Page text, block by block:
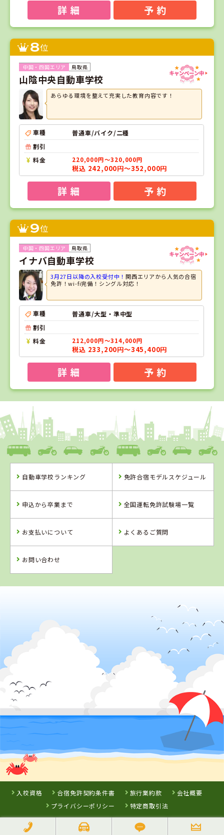
詳 細 予 約
8位
鳥取県
山陰中央自動車学校
あらゆる環境を整えて充実した教育内容です！
車種
普通車/バイク/二種
割引
料金
220,000円～320,000円
税込 242,000円～352,000円
詳 細 予 約
9位
鳥取県
イナバ自動車学校
3月27日以降の入校受付中！関西エリアから人気の合宿
免許！wi-fi完備！シングル対応！
車種
普通車/大型・準中型
割引
料金
212,000円～314,000円
税込 233,200円～345,400円
詳 細 予 約
1
徳島県
阿波自動車学校
詳 細 予 約
詳 細 予 約
3位
八幡浜自動車教習所
詳 細
予 約
詳 細
習所
4位
動車学校
詳 細
5位
岡山県
新倉敷自動車学
詳 細
6位
岡山県
高梁自動車学校
詳 細
予 約
自動車学校ランキング 免許合宿モデルスケジュール
申込から卒業まで 全国運転免許試験場一覧
お支払いについて よくあるご質問
お問い合わせ
入校資格 合宿免許契約条件書 旅行業約款
会社概要
プライバシーポリシー
特定商取引法